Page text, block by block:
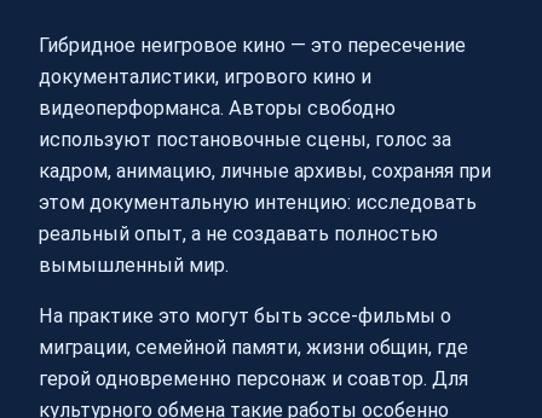
Гибридное неигровое кино — это пересечение
документалистики, игрового кино и
видеоперформанса. Авторы свободно
используют постановочные сцены, голос за
кадром, анимацию, личные архивы, сохраняя при
этом документальную интенцию: исследовать
реальный опыт, а не создавать полностью
вымышленный мир.
На практике это могут быть эссе-фильмы о
миграции, семейной памяти, жизни общин, где
герой одновременно персонаж и соавтор. Для
культурного обмена такие работы особенно